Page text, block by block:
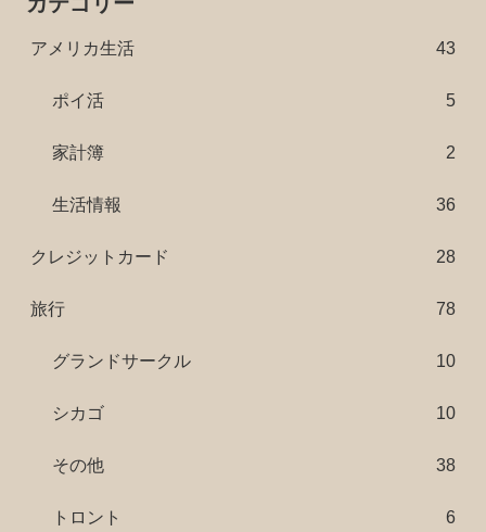
アメリカ生活 43
ポイ活 5
家計簿 2
生活情報 36
クレジットカード 28
旅行 78
グランドサークル 10
シカゴ 10
その他 38
トロント 6